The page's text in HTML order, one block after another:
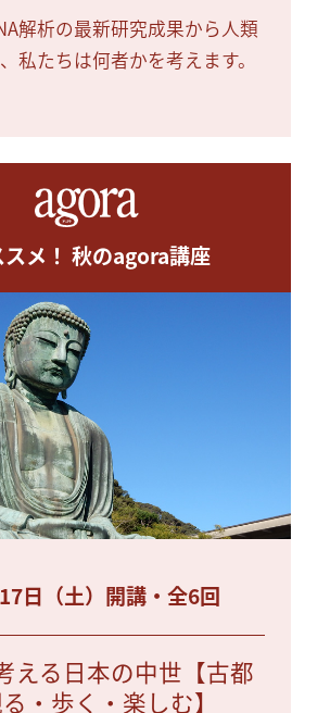
解析の最新研究成果から人類
私たちは何者かを考えます。
スメ！ 秋のagora講座
日（土）開講・全6回
える日本の中世【古都
・歩く・楽しむ】